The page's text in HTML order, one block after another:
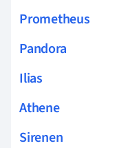
Prometheus
Pandora
Ilias
Athene
Sirenen